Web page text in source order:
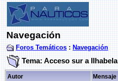
Navegación
Foros Temáticos : Navegación
Tema: Acceso sur a Ilhabela
Autor Mensaje